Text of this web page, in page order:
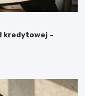
kredytowej –